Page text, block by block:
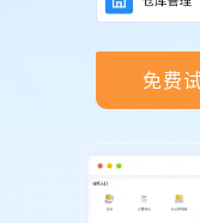
免费